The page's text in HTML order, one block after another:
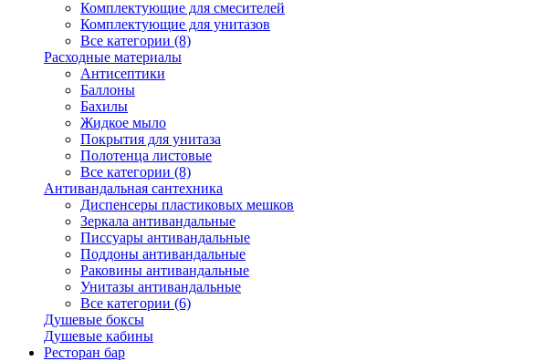
Комплектующие для смесителей
Комплектующие для унитазов
Все категории (8)
Расходные материалы
Антисептики
Баллоны
Бахилы
Жидкое мыло
Покрытия для унитаза
Полотенца листовые
Все категории (8)
Антивандальная сантехника
Диспенсеры пластиковых мешков
Зеркала антивандальные
Писсуары антивандальные
Поддоны антивандальные
Раковины антивандальные
Унитазы антивандальные
Все категории (6)
Душевые боксы
Душевые кабины
Ресторан бар